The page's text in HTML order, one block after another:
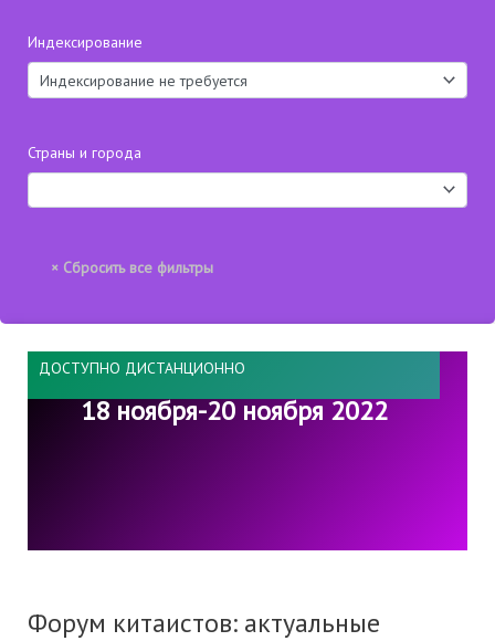
Индексирование
Страны и города
ДОСТУПНО ДИСТАНЦИОННО
18 ноября-20 ноября 2022
Форум китаистов: актуальные